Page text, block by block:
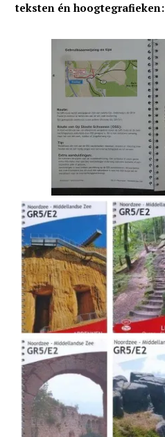
teksten én hoogtegrafieken: